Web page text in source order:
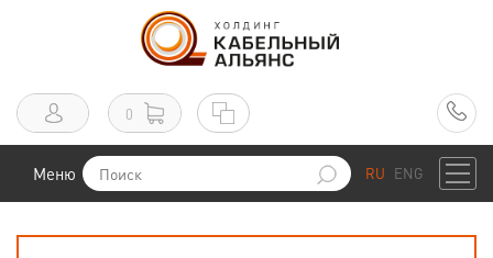
0
Меню RU ENG